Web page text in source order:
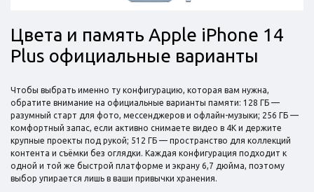
Цвета и память Apple iPhone 14
Plus официальные варианты
Чтобы выбрать именно ту конфигурацию, которая вам нужна,
обратите внимание на официальные варианты памяти: 128 ГБ —
разумный старт для фото, мессенджеров и офлайн-музыки; 256 ГБ —
комфортный запас, если активно снимаете видео в 4K и держите
крупные проекты под рукой; 512 ГБ — пространство для коллекций
контента и съёмки без оглядки. Каждая конфигурация подходит к
одной и той же быстрой платформе и экрану 6,7 дюйма, поэтому
выбор упирается лишь в ваши привычки хранения.